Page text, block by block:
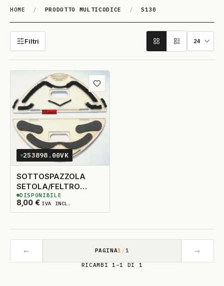
HOME / PRODOTTO MULTICODICE / S130
S130
Filtri
Aggiungi ai preferiti
253898.00VK
SOTTOSPAZZOLA
SETOLA/FELTRO
VK130/VK131
ADATTABILE
8,00 € IVA INCL.
2DISPONIBILI
DISPONIBILE
← PAGINA1 /1 →
RICAMBI 1–1 DI 1